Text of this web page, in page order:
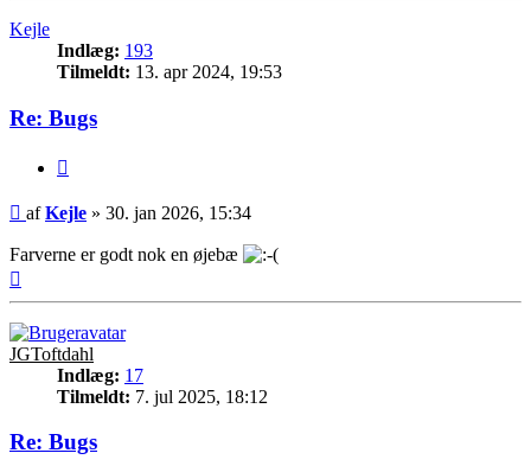
Kejle
Indlæg: 193
Tilmeldt: 13. apr 2024, 19:53
Re: Bugs
Indlæg
afKejle » 30. jan 2026, 15:34
Farverne er godt nok en øjebæ
JGToftdahl
Indlæg: 17
Tilmeldt: 7. jul 2025, 18:12
Re: Bugs